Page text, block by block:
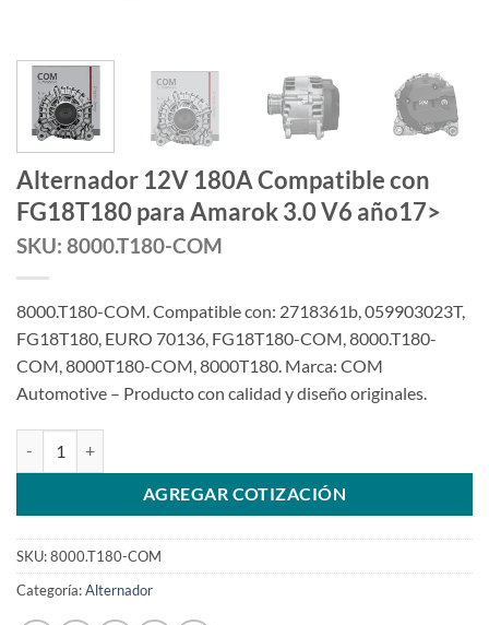
Alternador 12V 180A Compatible con
FG18T180 para Amarok 3.0 V6 año17>
SKU: 8000.T180-COM
8000.T180-COM. Compatible con: 2718361b, 059903023T,
FG18T180, EURO 70136, FG18T180-COM, 8000.T180-
COM, 8000T180-COM, 8000T180. Marca: COM
Automotive – Producto con calidad y diseño originales.
AGREGAR COTIZACIÓN
SKU:8000.T180-COM
Categoría:Alternador